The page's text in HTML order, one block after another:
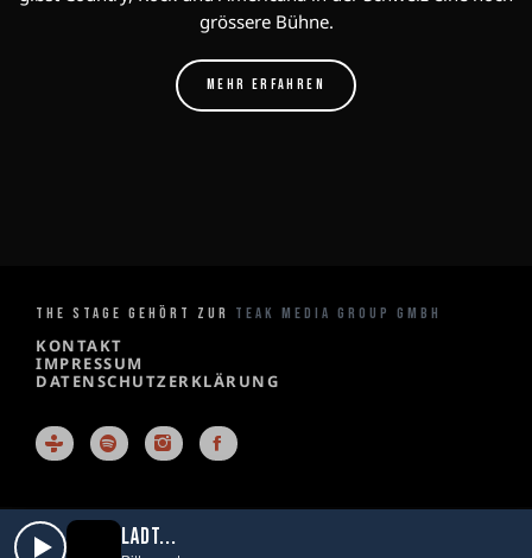
play_arrow
The Stage
grössere Bühne.
MEHR ERFAHREN
THE STAGE GEHÖRT ZUR TEAK MEDIA GROUP GMBH
KONTAKT
IMPRESSUM
DATENSCHUTZERKLÄRUNG
LÄDT...